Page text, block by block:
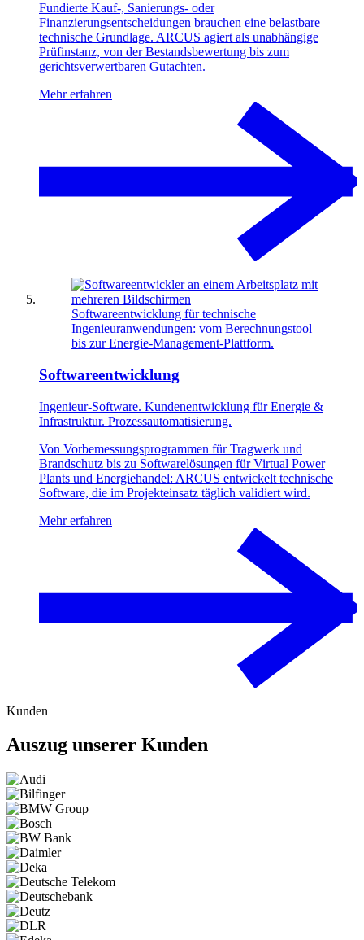
Fundierte Kauf-, Sanierungs- oder
Finanzierungsentscheidungen brauchen eine belastbare
technische Grundlage. ARCUS agiert als unabhängige
Prüfinstanz, von der Bestandsbewertung bis zum
gerichtsverwertbaren Gutachten.
Mehr erfahren
Softwareentwicklung für technische
Ingenieuranwendungen: vom Berechnungstool
bis zur Energie-Management-Plattform.
Softwareentwicklung
Ingenieur-Software. Kundenentwicklung für Energie &
Infrastruktur. Prozessautomatisierung.
Von Vorbemessungsprogrammen für Tragwerk und
Brandschutz bis zu Softwarelösungen für Virtual Power
Plants und Energiehandel: ARCUS entwickelt technische
Software, die im Projekteinsatz täglich validiert wird.
Mehr erfahren
Kunden
Auszug unserer Kunden